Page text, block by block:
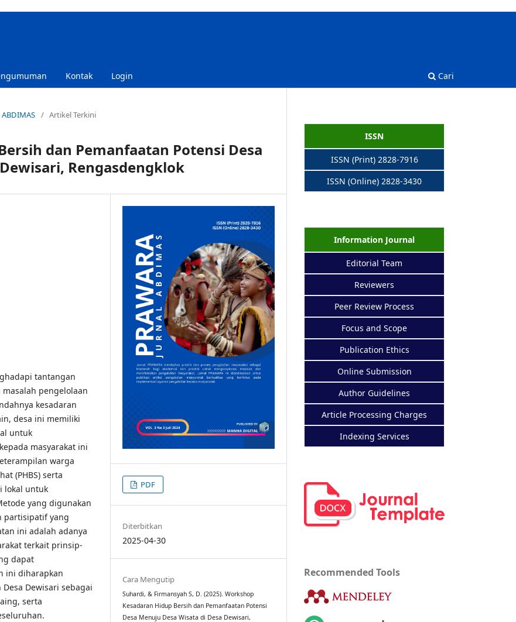
Kontak Login Cari
ABDIMAS / Artikel Terkini
dan Pemanfaatan Potensi Desa
Rengasdengklok
tantangan
pengelolaan
kesadaran
desa ini memiliki
untuk
masyarakat ini
warga
(PHBS) serta
lokal untuk
yang digunakan
partisipatif yang
ini adalah adanya
terkait prinsip-
dapat
ini diharapkan
Dewisari sebagai
serta
PDF
Diterbitkan
2025-04-30
Cara Mengutip
Suhardi, & Firmansyah S, D. (2025). Workshop
Kesadaran Hidup Bersih dan Pemanfaatan Potensi
Desa Menuju Desa Wisata di Desa Dewisari,
ISSN
ISSN (Print) 2828-7916
ISSN (Online) 2828-3430
Information Journal
Editorial Team
Reviewers
Peer Review Process
Focus and Scope
Publication Ethics
Online Submission
Author Guidelines
Article Processing Charges
Indexing Services
Recommended Tools